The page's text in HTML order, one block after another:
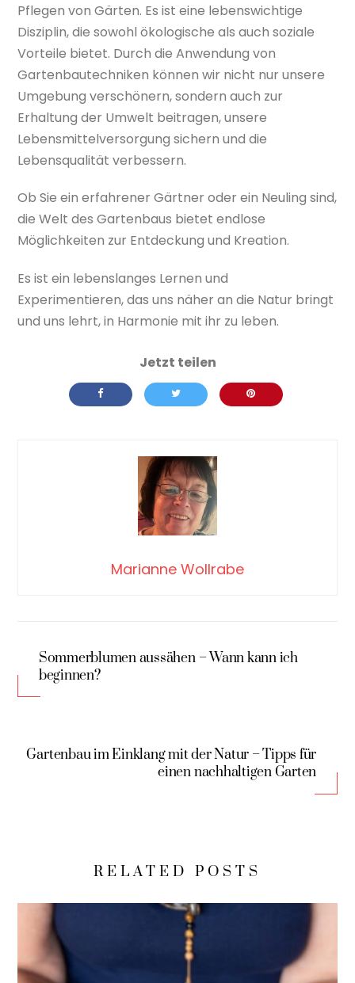
Pflegen von Gärten. Es ist eine lebenswichtige
Disziplin, die sowohl ökologische als auch soziale
Vorteile bietet. Durch die Anwendung von
Gartenbautechniken können wir nicht nur unsere
Umgebung verschönern, sondern auch zur
Erhaltung der Umwelt beitragen, unsere
Lebensmittelversorgung sichern und die
Lebensqualität verbessern.
Ob Sie ein erfahrener Gärtner oder ein Neuling sind,
die Welt des Gartenbaus bietet endlose
Möglichkeiten zur Entdeckung und Kreation.
Es ist ein lebenslanges Lernen und
Experimentieren, das uns näher an die Natur bringt
und uns lehrt, in Harmonie mit ihr zu leben.
Marianne Wollrabe
Sommerblumen aussähen – Wann kann ich
beginnen?
Gartenbau im Einklang mit der Natur – Tipps für
einen nachhaltigen Garten
RELATED POSTS